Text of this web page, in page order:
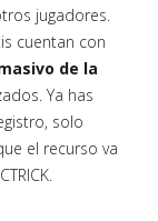
jugadores.
cuentan con
de la
Ya has
solo
el recurso va